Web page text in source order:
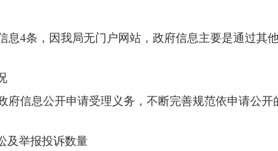
息4条，因我局无门户网站，政府信息主要是通过其
府信息公开申请受理义务，不断完善规范依申请公
及举报投诉数量